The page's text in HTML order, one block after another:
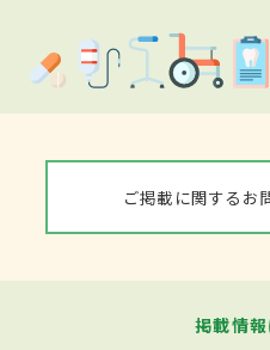
ご掲載に関するお
掲載情